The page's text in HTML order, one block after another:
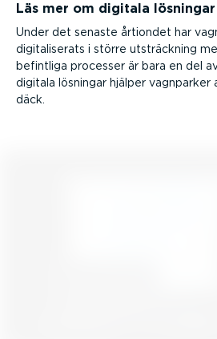
Läs mer om digitala lösningar
Under det senaste årtiondet har
digita­li­serats i större utsträckning
befintliga processer är bara en del
digitala lösningar hjälper vagnparker
däck.